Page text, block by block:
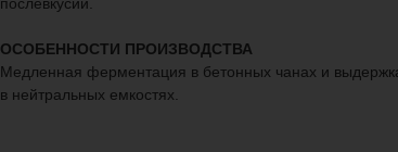
ОСОБЕННОСТИ ПРОИЗВОДСТВА
Медленная ферментация в бетонных чанах и
в нейтральных емкостях.